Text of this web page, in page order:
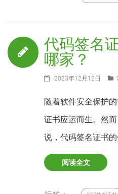
代码签名
哪家？
2023年12月12日
随着软件安全保护
证书应运而生。然
说，代码签名证书
阅读全文